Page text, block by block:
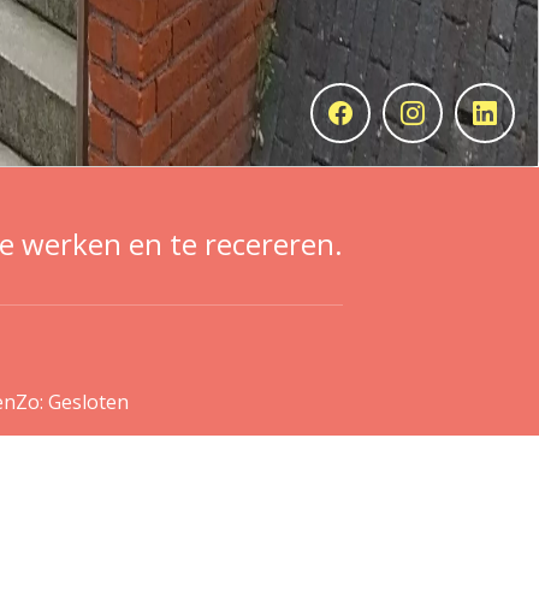
werken en te recereren.
Zo: Gesloten